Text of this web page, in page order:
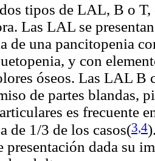
tipos de LAL, B o
Las LAL se
de una pancitopenia
y con
óseos. Las LAL B
de partes blandas,
es frecuente
de 1/3 de los casos(3,4)
presentación dada su